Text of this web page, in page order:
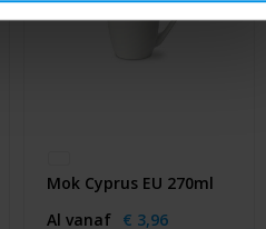
Mok Cyprus EU 270ml
Al vanaf € 3,96